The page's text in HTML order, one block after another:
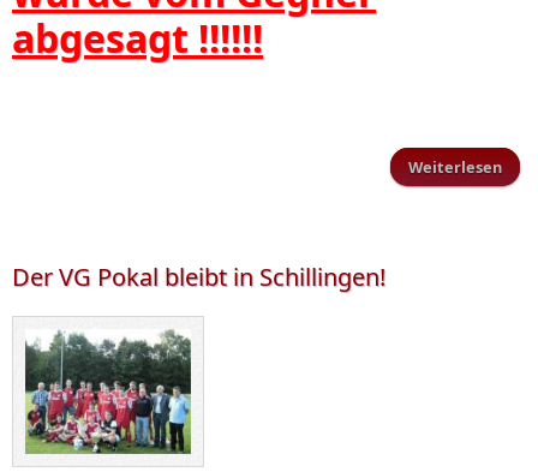
abgesagt !!!!!!
Weiterlesen
Der VG Pokal bleibt in Schillingen!